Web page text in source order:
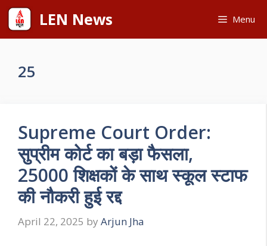
Skip
content
LEN News Menu
25
Supreme Court Order:
सुप्रीम कोर्ट का बड़ा फैसला,
25000 शिक्षकों के साथ स्कूल स्टाफ
की नौकरी हुई रद्द
April 22, 2025 by Arjun Jha